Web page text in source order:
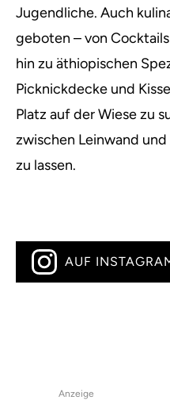
Jugendliche. Auch
geboten – von
hin zu äthiopischen
Picknickdecke und
Platz auf der Wiese zu
zwischen Leinwand
zu lassen.
AUF
Anzeige